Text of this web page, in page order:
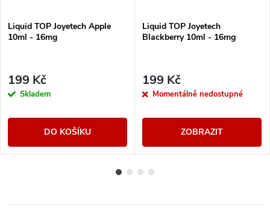
Liquid TOP Joyetech Apple
10ml - 16mg
199 Kč
Skladem
DO KOŠÍKU
Liquid TOP Joyetech
Blackberry 10ml - 16mg
199 Kč
Momentálně nedostupné
ZOBRAZIT